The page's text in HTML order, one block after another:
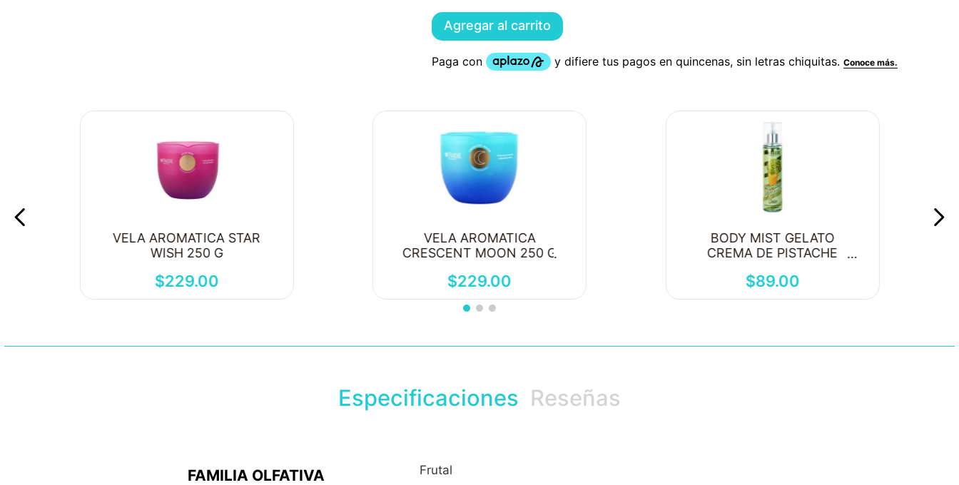
Agregar al carrito
VELA AROMATICA STAR
WISH 250 G
$229.00
VELA AROMATICA
CRESCENT MOON 250 G
$229.00
BODY MIST GELATO
CREMA DE PISTACHE
$89.00
Especificaciones Reseñas
FAMILIA OLFATIVA Frutal